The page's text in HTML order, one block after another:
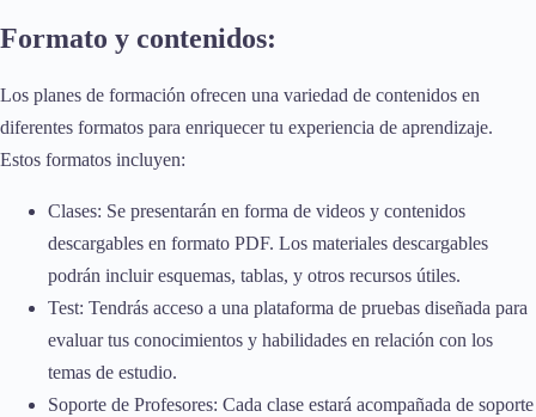
Formato y contenidos:
Los planes de formación ofrecen una variedad de contenidos en
diferentes formatos para enriquecer tu experiencia de aprendizaje.
Estos formatos incluyen:
Clases: Se presentarán en forma de videos y contenidos
descargables en formato PDF. Los materiales descargables
podrán incluir esquemas, tablas, y otros recursos útiles.
Test: Tendrás acceso a una plataforma de pruebas diseñada para
evaluar tus conocimientos y habilidades en relación con los
temas de estudio.
Soporte de Profesores: Cada clase estará acompañada de soporte